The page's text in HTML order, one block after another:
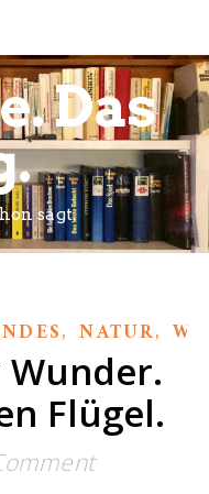
Das
sagt.
,NATUR,
Wunder.
Flügel.